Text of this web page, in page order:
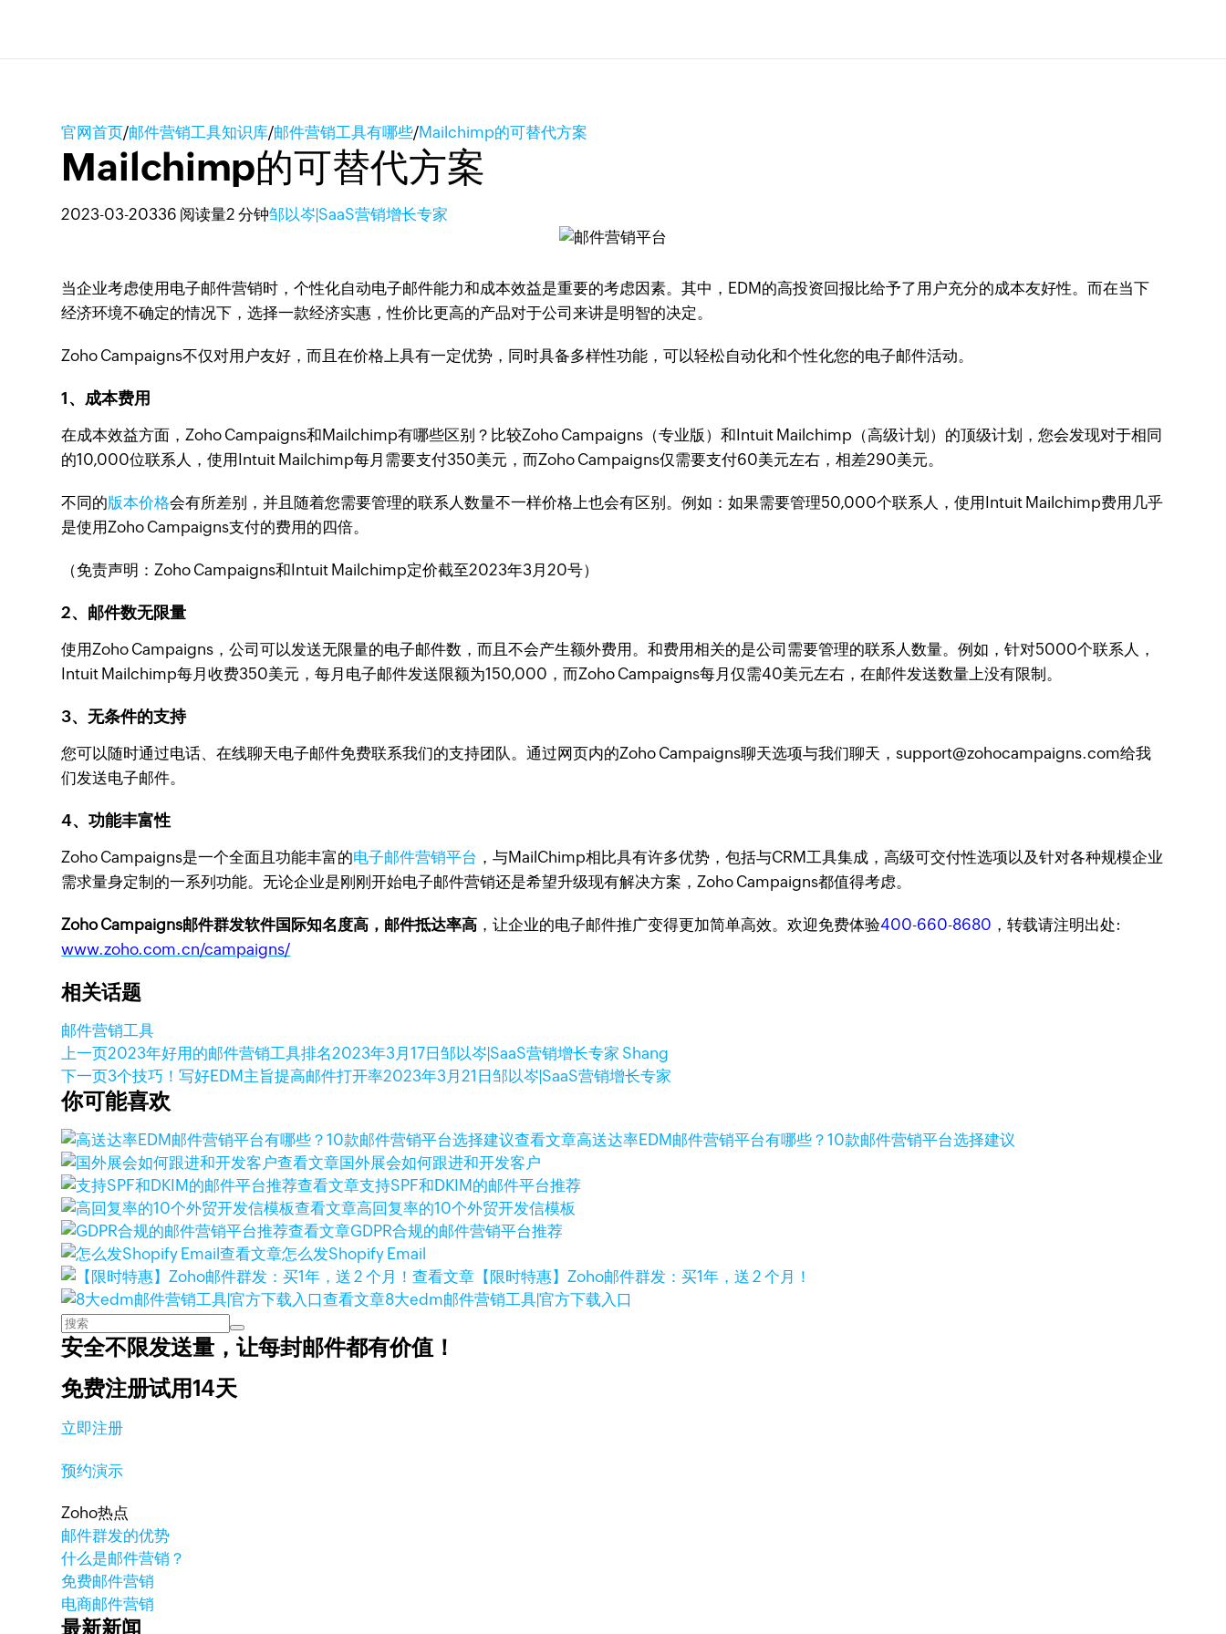
官网首页/邮件营销工具知识库/邮件营销工具有哪些/Mailchimp的可替代方案
Mailchimp的可替代方案
2023-03-20336 阅读量2 分钟邹以岑|SaaS营销增长专家
当企业考虑使用电子邮件营销时，个性化自动电子邮件能力和成本效益是重要的考虑因素。其中，EDM的高投资回报比给予了用户充分的成本友好性。而在当下
经济环境不确定的情况下，选择一款经济实惠，性价比更高的产品对于公司来讲是明智的决定。
Zoho Campaigns不仅对用户友好，而且在价格上具有一定优势，同时具备多样性功能，可以轻松自动化和个性化您的电子邮件活动。
1、成本费用
在成本效益方面，Zoho Campaigns和Mailchimp有哪些区别？比较Zoho Campaigns（专业版）和Intuit Mailchimp（高级计划）的顶级计划，您会发现对于相同
的10,000位联系人，使用Intuit Mailchimp每月需要支付350美元，而Zoho Campaigns仅需要支付60美元左右，相差290美元。
不同的版本价格会有所差别，并且随着您需要管理的联系人数量不一样价格上也会有区别。例如：如果需要管理50,000个联系人，使用Intuit Mailchimp费用几乎
是使用Zoho Campaigns支付的费用的四倍。
（免责声明：Zoho Campaigns和Intuit Mailchimp定价截至2023年3月20号）
2、邮件数无限量
使用Zoho Campaigns，公司可以发送无限量的电子邮件数，而且不会产生额外费用。和费用相关的是公司需要管理的联系人数量。例如，针对5000个联系人，
Intuit Mailchimp每月收费350美元，每月电子邮件发送限额为150,000，而Zoho Campaigns每月仅需40美元左右，在邮件发送数量上没有限制。
3、无条件的支持
您可以随时通过电话、在线聊天电子邮件免费联系我们的支持团队。通过网页内的Zoho Campaigns聊天选项与我们聊天，support@zohocampaigns.com给我
们发送电子邮件。
4、功能丰富性
Zoho Campaigns是一个全面且功能丰富的电子邮件营销平台 ，与MailChimp相比具有许多优势，包括与CRM工具集成，高级可交付性选项以及针对各种规模企业
需求量身定制的一系列功能。无论企业是刚刚开始电子邮件营销还是希望升级现有解决方案，Zoho Campaigns都值得考虑。
Zoho Campaigns邮件群发软件国际知名度高，邮件抵达率高 ，让企业的电子邮件推广变得更加简单高效。欢迎免费体验400-660-8680 ，转载请注明出处:
www.zoho.com.cn/campaigns/
相关话题
邮件营销工具
上一页2023年好用的邮件营销工具排名2023年3月17日邹以岑|SaaS营销增长专家 Shang
下一页3个技巧！写好EDM主旨提高邮件打开率2023年3月21日邹以岑|SaaS营销增长专家
你可能喜欢
查看文章高送达率EDM邮件营销平台有哪些？10款邮件营销平台选择建议
查看文章国外展会如何跟进和开发客户
查看文章支持SPF和DKIM的邮件平台推荐
查看文章高回复率的10个外贸开发信模板
查看文章GDPR合规的邮件营销平台推荐
查看文章怎么发Shopify Email
查看文章 【限时特惠】Zoho邮件群发：买1年，送 2 个月！
查看文章8大edm邮件营销工具|官方下载入口
安全不限发送量，让每封邮件都有价值！
免费注册试用14天
立即注册
预约演示
Zoho热点
邮件群发的优势
什么是邮件营销？
免费邮件营销
电商邮件营销
最新新闻